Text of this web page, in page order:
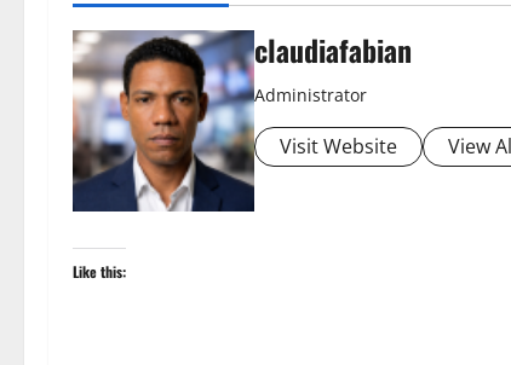
claudiafabian
Administrator
Visit Website View
Like this: